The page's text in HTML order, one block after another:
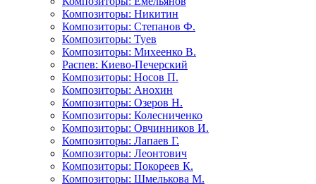
Композиторы: Никитин
Композиторы: Степанов Ф.
Композиторы: Туев
Композиторы: Михеенко В.
Распев: Киево-Печерский
Композиторы: Носов П.
Композиторы: Анохин
Композиторы: Озеров Н.
Композиторы: Колесниченко
Композиторы: Овчинников И.
Композиторы: Лапаев Г.
Композиторы: Леонтович
Композиторы: Покореев К.
Композиторы: Шмелькова М.